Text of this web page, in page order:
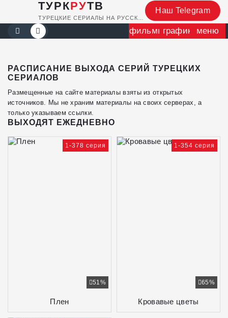
ТУРКРУТВ Наш Telegram
фильмыграфик меню
РАСПИСАНИЕ ВЫХОДА СЕРИЙ ТУРЕЦКИХ
СЕРИАЛОВ
Размещенные на сайте материалы взяты из открытых
источников. Мы не храним материалы на своих серверах, а
только указываем ссылки.
ВЫХОДЯТ ЕЖЕДНЕВНО
Плен
51%
1-378 серия
Кровавые цветы
65%
1-354 серия